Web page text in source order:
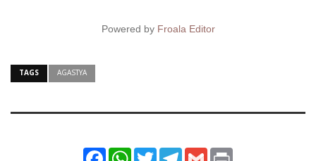
Powered by Froala Editor
TAGS AGASTYA
FacebookWhatsApp
TwitterTelegram
Gmail